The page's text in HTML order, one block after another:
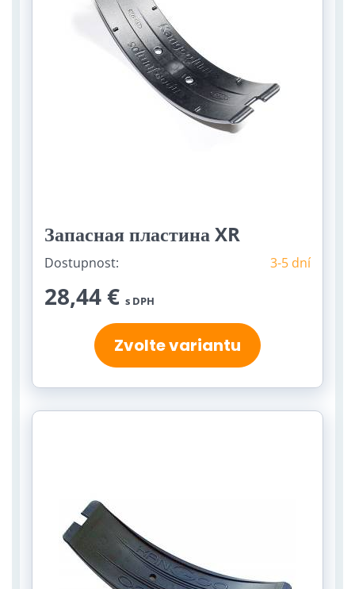
Запасная пластина XR
Dostupnost: 3-5 dní
28,44 € s DPH
Zvolte variantu